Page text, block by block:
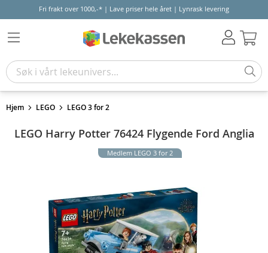
Fri frakt over 1000,-* | Lave priser hele året | Lynrask levering
Hjem LEGO LEGO 3 for 2
LEGO Harry Potter 76424 Flygende Ford Anglia
Medlem LEGO 3 for 2